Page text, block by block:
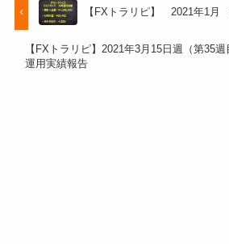
【FXトラリピ】 2021年1月
【FXトラリピ】2021年3月15日週（第35週
運用実績報告